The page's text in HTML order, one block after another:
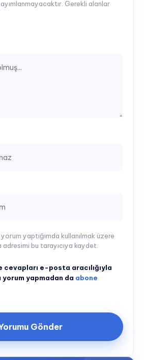
Gerekli alanlar
yaptığımda kullanılmak üzere
adresimi bu tarayıcıya kaydet.
cevapları e-posta aracılığıyla
yorum yapmadan da abone